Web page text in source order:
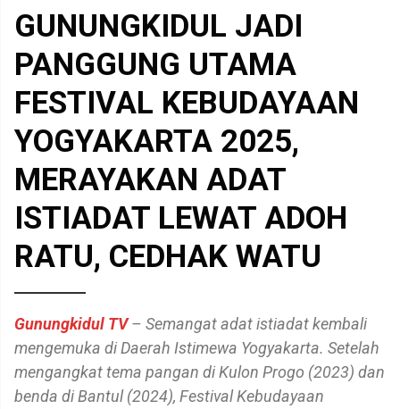
GUNUNGKIDUL JADI
PANGGUNG UTAMA
FESTIVAL KEBUDAYAAN
YOGYAKARTA 2025,
MERAYAKAN ADAT
ISTIADAT LEWAT ADOH
RATU, CEDHAK WATU
Gunungkidul TV– Semangat adat istiadat kembali
mengemuka di Daerah Istimewa Yogyakarta. Setelah
mengangkat tema pangan di Kulon Progo (2023) dan
benda di Bantul (2024), Festival Kebudayaan